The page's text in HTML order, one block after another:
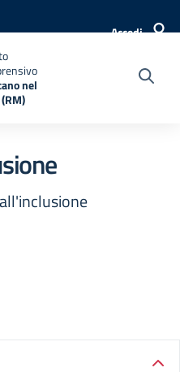
Accedi
nel